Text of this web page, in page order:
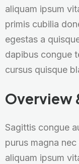
aliquam ipsum
primis cubilia
egestas a
dapibus congue
cursus quisque
Overview
Sagittis congue
purus magna
aliquam ipsum